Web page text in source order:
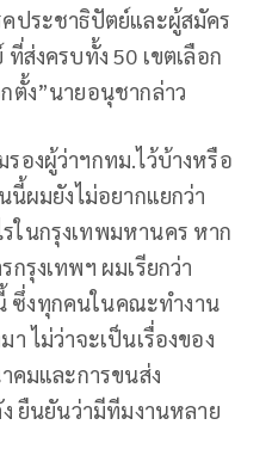
ประชาธิปัตย์และผู้สมัคร
ส่งครบทั้ง 50 เขตเลือก
ตั้ง”นายอนุชากล่าว
องผู้ว่าฯกทม.ไว้บ้างหรือ
นี้ผมยังไม่อยากแยกว่า
ในกรุงเทพมหานคร หาก
กรุงเทพฯ ผมเรียกว่า
ซึ่งทุกคนในคณะทำงาน
ไม่ว่าจะเป็นเรื่องของ
คมและการขนส่ง
ยืนยันว่ามีทีมงานหลาย